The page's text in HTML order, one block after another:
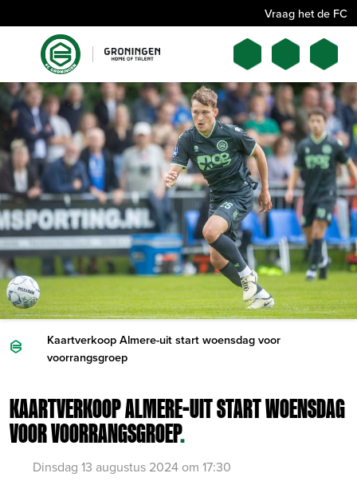
Vraag het de FC
Kaartverkoop Almere-uit start woensdag voor
voorrangsgroep
KAARTVERKOOP ALMERE-UIT START WOENSDAG
VOOR VOORRANGSGROEP.
Dinsdag 13 augustus 2024 om 17:30